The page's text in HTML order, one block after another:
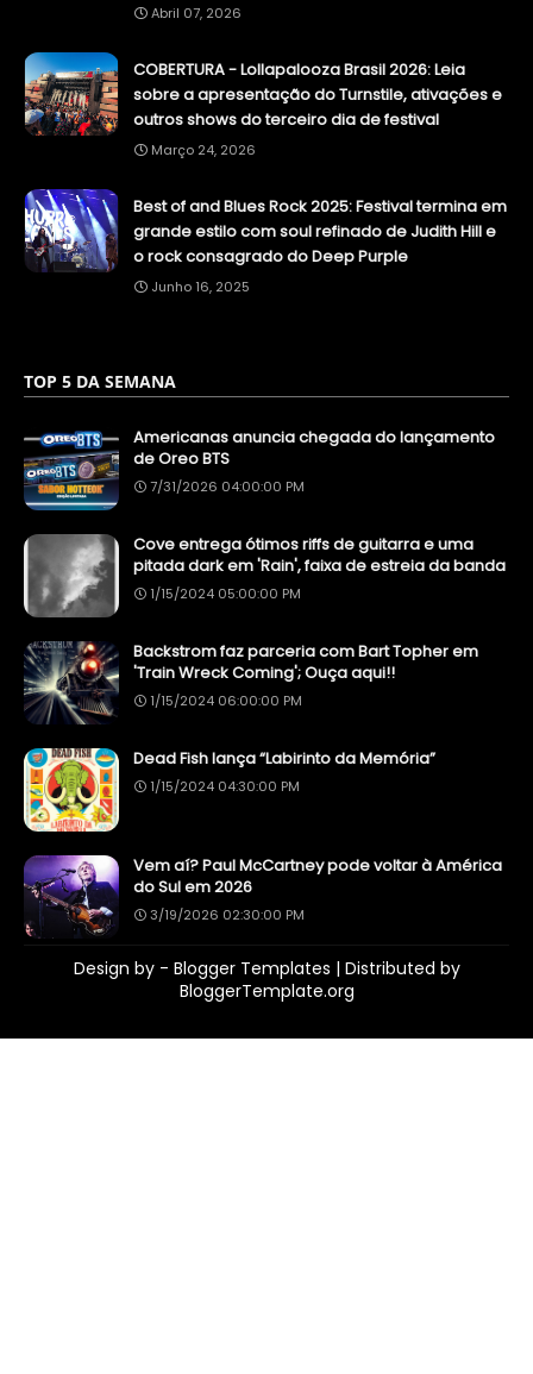
Abril 07, 2026
COBERTURA - Lollapalooza Brasil 2026: Leia
sobre a apresentação do Turnstile, ativações e
outros shows do terceiro dia de festival
Março 24, 2026
Best of and Blues Rock 2025: Festival termina em
grande estilo com soul refinado de Judith Hill e
o rock consagrado do Deep Purple
Junho 16, 2025
TOP 5 DA SEMANA
Americanas anuncia chegada do lançamento
de Oreo BTS
7/31/2026 04:00:00 PM
Cove entrega ótimos riffs de guitarra e uma
pitada dark em 'Rain', faixa de estreia da banda
1/15/2024 05:00:00 PM
Backstrom faz parceria com Bart Topher em
'Train Wreck Coming'; Ouça aqui!!
1/15/2024 06:00:00 PM
Dead Fish lança “Labirinto da Memória”
1/15/2024 04:30:00 PM
Vem aí? Paul McCartney pode voltar à América
do Sul em 2026
3/19/2026 02:30:00 PM
Design by - Blogger Templates | Distributed by
BloggerTemplate.org